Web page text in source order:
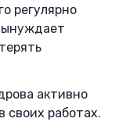
регулярно
активно
своих работах.